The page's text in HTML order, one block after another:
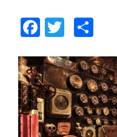
Facebook
Twitter